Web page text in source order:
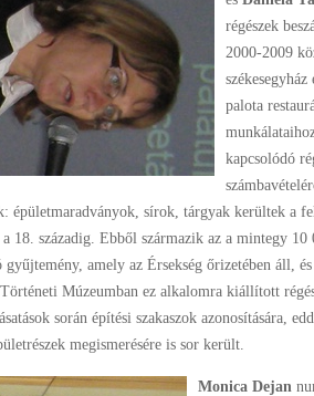
régészek
2000-2009
székesegyház
palota
kapcsolódó
épületmaradványok, sírok, tárgyak kerültek a
18. századig. Ebből származik az a mintegy 10
gyűjtemény, amely az Érsekség őrizetében áll,
Múzeumban ez alkalomra kiállított
során építési szakaszok azonosítására,
megismerésére is sor került.
Monica Dejan